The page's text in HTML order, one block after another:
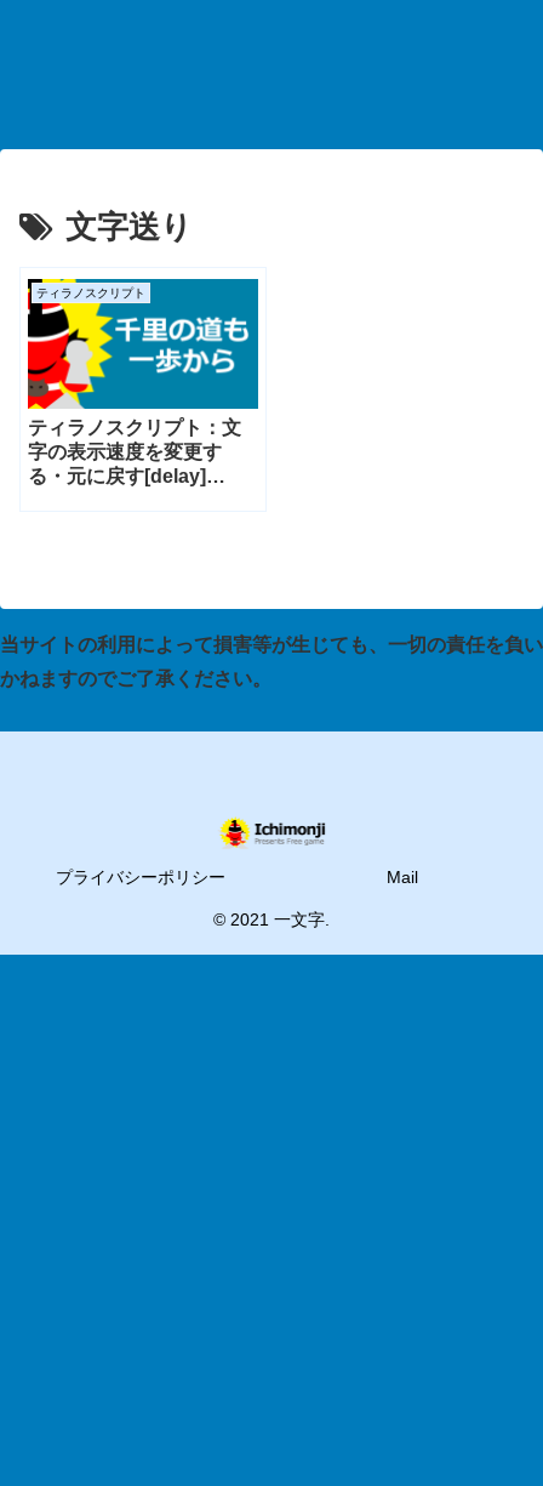
文字送り
ティラノスクリプト
ティラノスクリプト：文
字の表示速度を変更す
る・元に戻す[delay]
当サイトの利用によって損害等が生じても、一切の責任を負い
かねますのでご了承ください。
プライバシーポリシー Mail
© 2021 一文字.